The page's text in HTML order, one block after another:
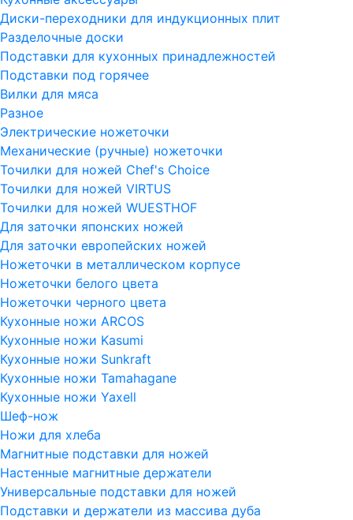
Диски-переходники для индукционных плит
Разделочные доски
Подставки для кухонных принадлежностей
Подставки под горячее
Вилки для мяса
Разное
Электрические ножеточки
Механические (ручные) ножеточки
Точилки для ножей Chef's Choice
Точилки для ножей VIRTUS
Точилки для ножей WUESTHOF
Для заточки японских ножей
Для заточки европейских ножей
Ножеточки в металлическом корпусе
Ножеточки белого цвета
Ножеточки черного цвета
Кухонные ножи ARCOS
Кухонные ножи Kasumi
Кухонные ножи Sunkraft
Кухонные ножи Tamahagane
Кухонные ножи Yaxell
Шеф-нож
Ножи для хлеба
Магнитные подставки для ножей
Настенные магнитные держатели
Универсальные подставки для ножей
Подставки и держатели из массива дуба